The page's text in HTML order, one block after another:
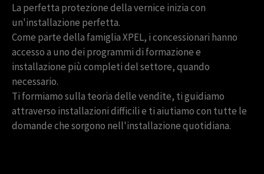
La perfetta protezione della vernice inizia con
un'installazione perfetta.
Come parte della famiglia XPEL, i concessionari hanno
accesso a uno dei programmi di formazione e
installazione più completi del settore, quando
necessario.
Ti formiamo sulla teoria delle vendite, ti guidiamo
attraverso installazioni difficili e ti aiutiamo con tutte le
domande che sorgono nell'installazione quotidiana.